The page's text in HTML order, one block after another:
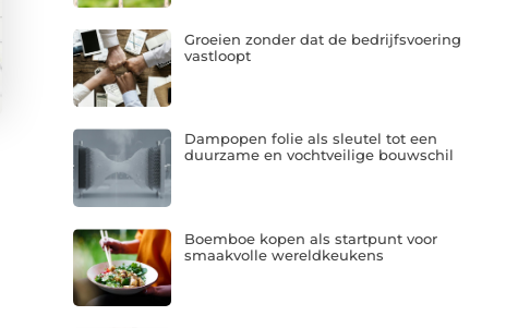
Groeien zonder dat de bedrijfsvoering
vastloopt
Dampopen folie als sleutel tot een
duurzame en vochtveilige bouwschil
Boemboe kopen als startpunt voor
smaakvolle wereldkeukens